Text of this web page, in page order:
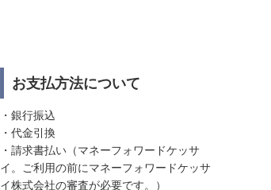
お支払方法について
・銀行振込
・代金引換
・請求書払い（マネーフォワードケッサ
イ。ご利用の前にマネーフォワードケッサ
イ株式会社の審査が必要です。）